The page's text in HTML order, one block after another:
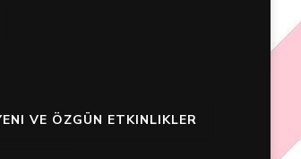
VE ÖZGÜN ETKINLIKLER